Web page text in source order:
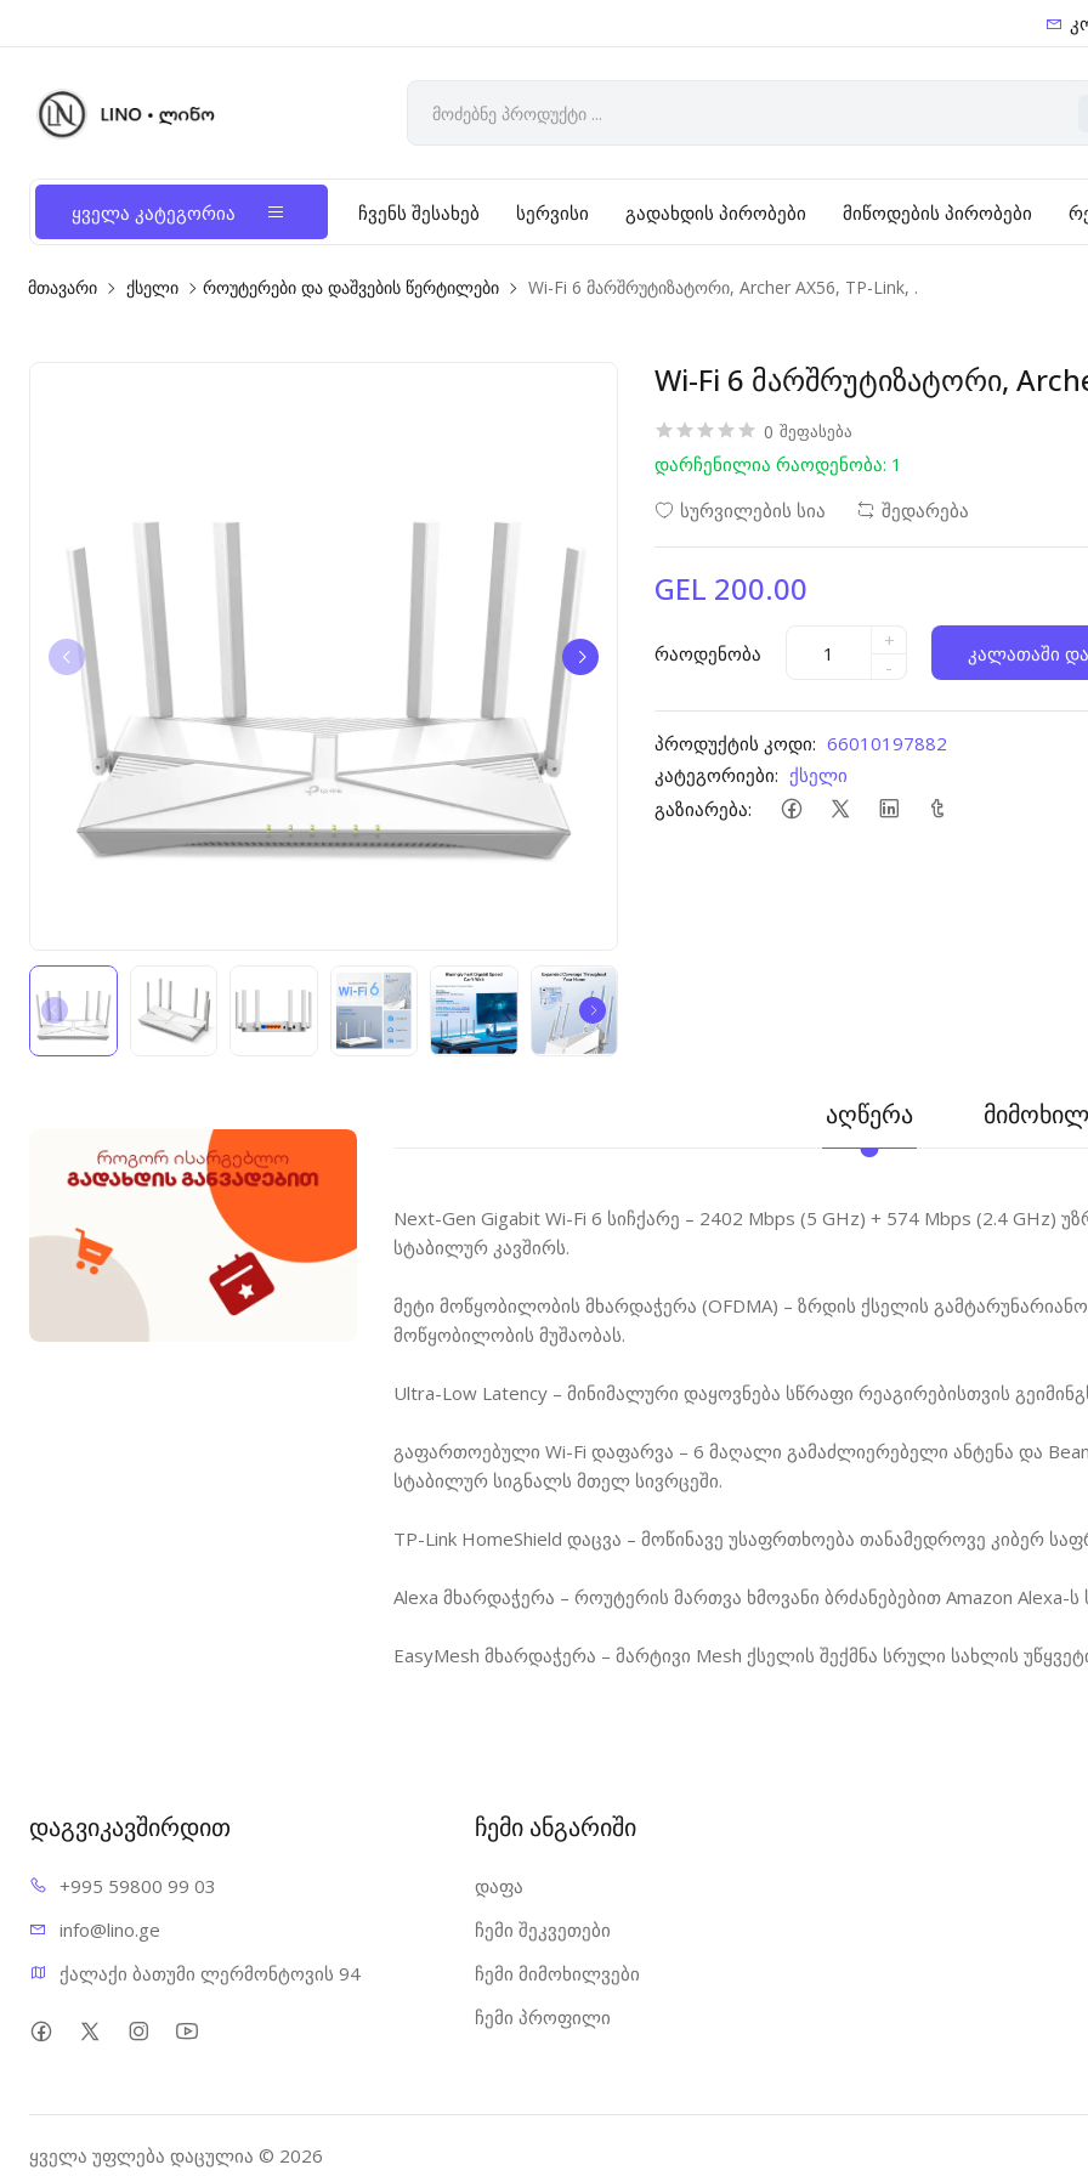
ყველა კატეგორია ჩვენს შესახებ სერვისი გადახდის პირობები მიწოდების პირობები
მთავარი ქსელი როუტერები და დაშვების წერტილები Wi-Fi 6 მარშრუტიზატორი, Archer AX56, TP-Link, .
Wi-Fi 6 მარშრუტიზატორი,
0 შეფასება
დარჩენილია რაოდენობა: 1
სურვილების სია
შედარება
GEL 200.00
რაოდენობა
+
-
კალათაში
პროდუქტის კოდი: 66010197882
კატეგორიები: ქსელი
გაზიარება:
აღწერა
Next-Gen Gigabit Wi-Fi 6 სიჩქარე – 2402 Mbps (5 GHz) + 574 Mbps (2.4
სტაბილურ კავშირს.
მეტი მოწყობილობის მხარდაჭერა (OFDMA) – ზრდის ქსელის
მოწყობილობის მუშაობას.
Ultra-Low Latency – მინიმალური დაყოვნება სწრაფი რეაგირებისთვის
გაფართოებული Wi-Fi დაფარვა – 6 მაღალი გამაძლიერებელი ანტენა და
სტაბილურ სიგნალს მთელ სივრცეში.
TP-Link HomeShield დაცვა – მოწინავე უსაფრთხოება თანამედროვე კიბერ
Alexa მხარდაჭერა – როუტერის მართვა ხმოვანი ბრძანებებით Amazon Alexa-ს
EasyMesh მხარდაჭერა – მარტივი Mesh ქსელის შექმნა სრული სახლის
დაგვიკავშირდით
+995 59800 99 03
info@lino.ge
ქალაქი ბათუმი ლერმონტოვის 94
ჩემი ანგარიში
დაფა
ჩემი შეკვეთები
ჩემი მიმოხილვები
ჩემი პროფილი
ყველა უფლება დაცულია © 2026